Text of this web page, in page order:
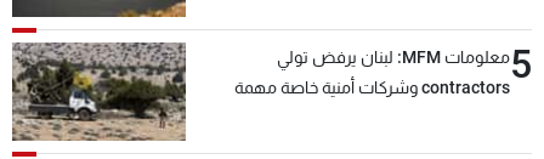
5
معلومات MFM: لبنان يرفض تولي
contractors وشركات أمنية خاصة مهمة